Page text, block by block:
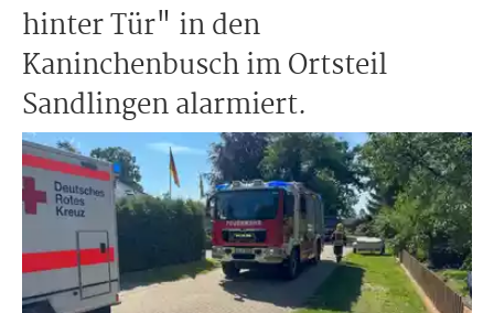
hinter Tür" in den
Kaninchenbusch im Ortsteil
Sandlingen alarmiert.